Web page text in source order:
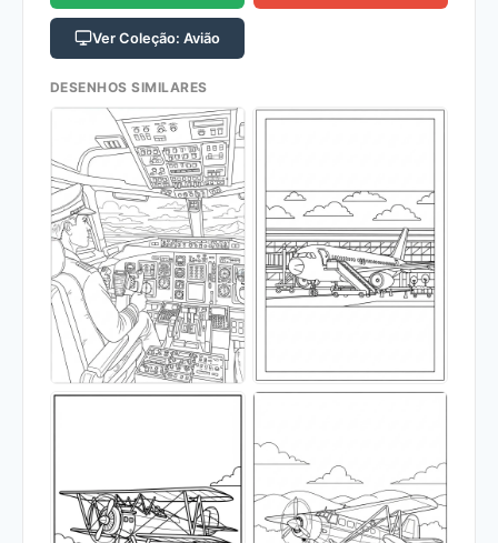
Ver Coleção: Avião
DESENHOS SIMILARES